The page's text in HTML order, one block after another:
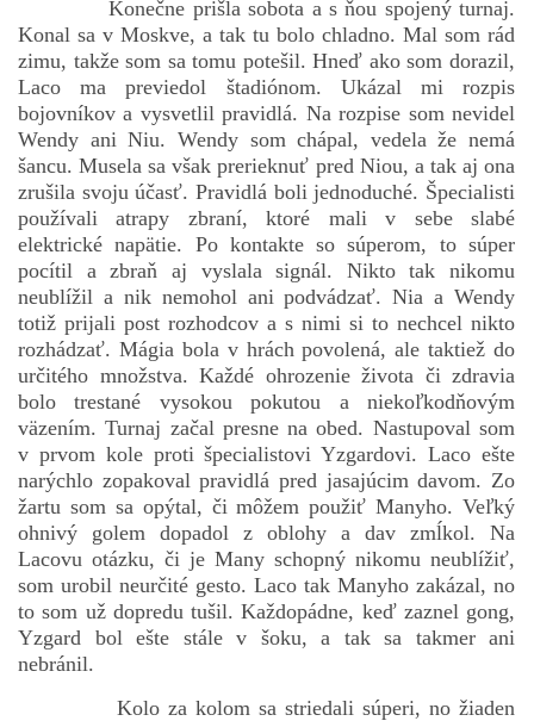
Konečne prišla sobota a s ňou spojený turnaj.
Konal sa v Moskve, a tak tu bolo chladno. Mal som rád
zimu, takže som sa tomu potešil. Hneď ako som dorazil,
Laco ma previedol štadiónom. Ukázal mi rozpis
bojovníkov a vysvetlil pravidlá. Na rozpise som nevidel
Wendy ani Niu. Wendy som chápal, vedela že nemá
šancu. Musela sa však prerieknuť pred Niou, a tak aj ona
zrušila svoju účasť. Pravidlá boli jednoduché. Špecialisti
používali atrapy zbraní, ktoré mali v sebe slabé
elektrické napätie. Po kontakte so súperom, to súper
pocítil a zbraň aj vyslala signál. Nikto tak nikomu
neublížil a nik nemohol ani podvádzať. Nia a Wendy
totiž prijali post rozhodcov a s nimi si to nechcel nikto
rozhádzať. Mágia bola v hrách povolená, ale taktiež do
určitého množstva. Každé ohrozenie života či zdravia
bolo trestané vysokou pokutou a niekoľkodňovým
väzením. Turnaj začal presne na obed. Nastupoval som
v prvom kole proti špecialistovi Yzgardovi. Laco ešte
narýchlo zopakoval pravidlá pred jasajúcim davom. Zo
žartu som sa opýtal, či môžem použiť Manyho. Veľký
ohnivý golem dopadol z oblohy a dav zmĺkol. Na
Lacovu otázku, či je Many schopný nikomu neublížiť,
som urobil neurčité gesto. Laco tak Manyho zakázal, no
to som už dopredu tušil. Každopádne, keď zaznel gong,
Yzgard bol ešte stále v šoku, a tak sa takmer ani
nebránil.
Kolo za kolom sa striedali súperi, no žiaden